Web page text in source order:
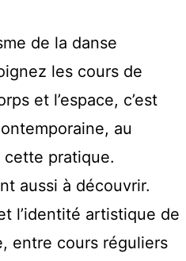
de la danse
les cours de
et l’espace, c’est
au
cette pratique.
aussi à découvrir.
l’identité artistique de
entre cours réguliers